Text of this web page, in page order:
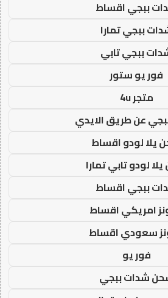
ببجي اقساط
ببجي تمارا
ببجي تابي
فور يو ستور
متجر 4u
عن طريق الايدي
يلا لودو اقساط
لودو تابي تمارا
ببجي اقساط
امريكي اقساط
سعودي اقساط
فور يو
شدات ببجي